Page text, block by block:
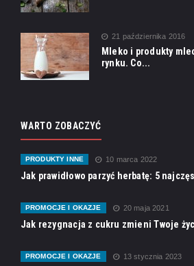
21 października 2016
Mleko i produkty
rynku. Co...
WARTO ZOBACZYĆ
PRODUKTY INNE 10 marca 2022
Jak prawidłowo parzyć herbatę: 5
PROMOCJE I OKAZJE 20 maja 2021
Jak rezygnacja z cukru zmieni Twoje
PROMOCJE I OKAZJE 13 stycznia 2023